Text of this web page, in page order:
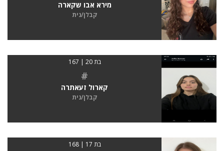
מירא אבו שקארה
קבלן/נית
בת 20 | 167
#
קארול זעאתרה
קבלן/נית
בת 17 | 168